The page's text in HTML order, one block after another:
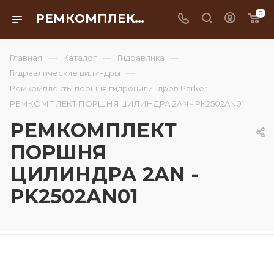
РЕМКОМПЛЕКТ ПОРШНЯ ЦИЛИНДРА 2AN - PK2502AN01 0
Главная — Каталог — Гидравлика —
Гидравлические цилиндры —
Ремкомплекты поршня гидроцилиндров Parker —
РЕМКОМПЛЕКТ ПОРШНЯ ЦИЛИНДРА 2AN - PK2502AN01
РЕМКОМПЛЕКТ
ПОРШНЯ
ЦИЛИНДРА 2AN -
PK2502AN01